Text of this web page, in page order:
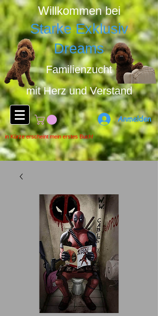
Willkommen bei
Starke Exklusiv
Dreams
Familienzucht
mit Herz und Verstand
Anmelden
in Kürze erscheint mein erstes Buch!